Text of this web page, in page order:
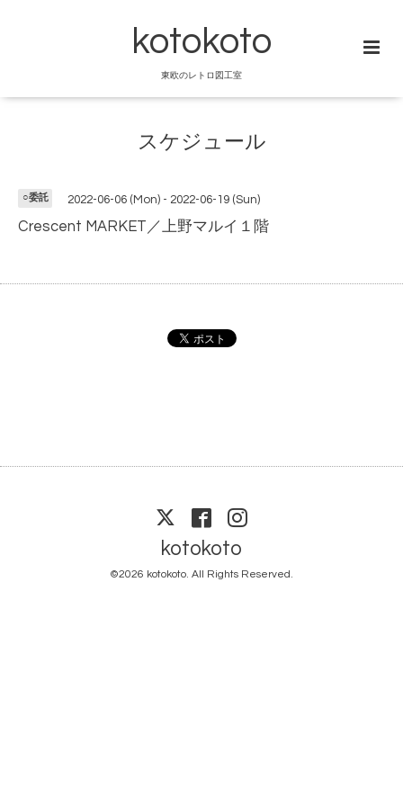
kotokoto
東欧のレトロ図工室
スケジュール
○委託 2022-06-06 (Mon) - 2022-06-19 (Sun)
Crescent MARKET／上野マルイ１階
kotokoto
©2026 kotokoto. All Rights Reserved.